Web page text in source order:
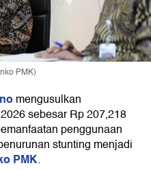
PMK)
mengusulkan
sebesar Rp 207,218
penggunaan
stunting menjadi
PMK.